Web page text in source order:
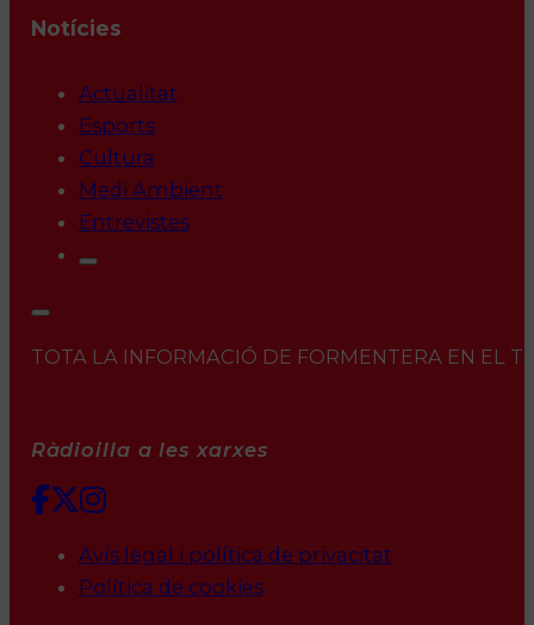
Notícies
Actualitat
Esports
Cultura
Medi Ambient
Entrevistes
TOTA LA INFORMACIÓ DE FORMENTERA EN EL
Ràdioilla a les xarxes
Avís legal i política de privacitat
Política de cookies